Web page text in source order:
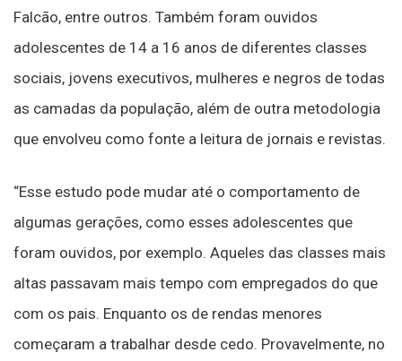
Falcão, entre outros. Também foram ouvidos
adolescentes de 14 a 16 anos de diferentes classes
sociais, jovens executivos, mulheres e negros de todas
as camadas da população, além de outra metodologia
que envolveu como fonte a leitura de jornais e revistas.
“Esse estudo pode mudar até o comportamento de
algumas gerações, como esses adolescentes que
foram ouvidos, por exemplo. Aqueles das classes mais
altas passavam mais tempo com empregados do que
com os pais. Enquanto os de rendas menores
começaram a trabalhar desde cedo. Provavelmente, no